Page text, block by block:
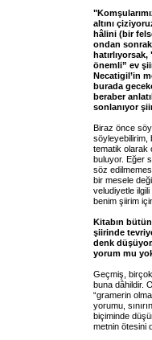
altını
hâlini (bir
ondan
önemli” ev
Necatigil’in
burada
beraber
sonlanıyor
Biraz önce
söyleyebilirim,
tematik olarak
buluyor. Eğer
söz
bir mesele
veludiyetle ilgili
benim şiirim
Kitabın
şiirinde
denk
yorum mu
Geçmiş,
buna dâhildir.
“gramerin
yorumu,
biçiminde
metnin ötesini